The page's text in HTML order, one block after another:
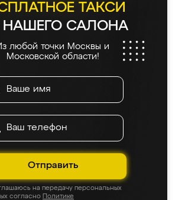
ТАКСИ
САЛОНА
любой точки Москвы и
Московской области!
Отправить
на передачу персональных
согласно Политике